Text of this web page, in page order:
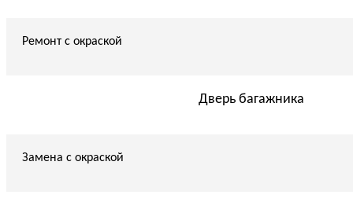
Ремонт с окраской
Дверь багажника
Замена с окраской